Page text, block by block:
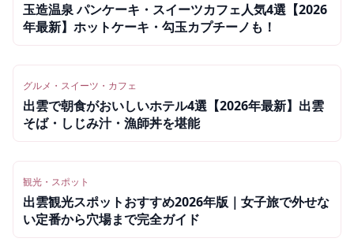
玉造温泉 パンケーキ・スイーツカフェ人気4選【2026
年最新】ホットケーキ・勾玉カプチーノも！
グルメ・スイーツ・カフェ
出雲で朝食がおいしいホテル4選【2026年最新】出雲
そば・しじみ汁・漁師丼を堪能
観光・スポット
出雲観光スポットおすすめ2026年版｜女子旅で外せな
い定番から穴場まで完全ガイド